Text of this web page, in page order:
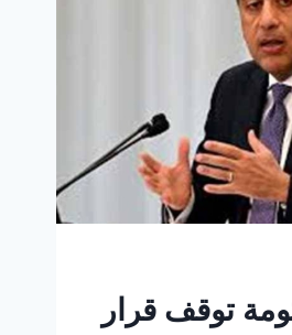
توقف قرار